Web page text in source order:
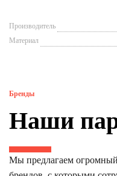
Производитель
Материал
Бренды
Наши
Мы предлагаем